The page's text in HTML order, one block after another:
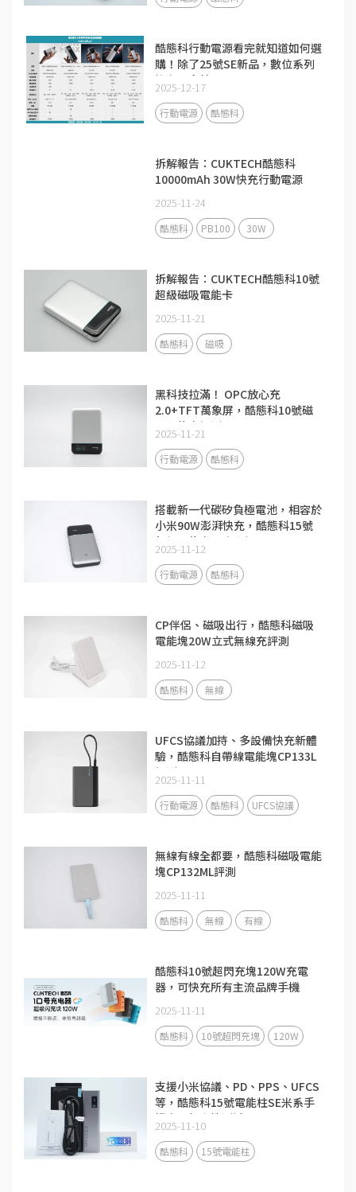
酷態科行動電源看完就知道如何選
購！除了25號SE新品，數位系列
擁有更多精品
2025-12-17
行動電源 酷態科
拆解報告：CUKTECH酷態科
10000mAh 30W快充行動電源
2025-11-24
酷態科 PB100 30W
拆解報告：CUKTECH酷態科10號
超級磁吸電能卡
2025-11-21
酷態科 磁吸
黑科技拉滿！ OPC放心充
2.0+TFT萬象屏，酷態科10號磁
吸電能卡評測
2025-11-21
行動電源 酷態科
搭載新一代碳矽負極電池，相容於
小米90W澎湃快充，酷態科15號
超級電能卡Air評測
2025-11-12
行動電源 酷態科
CP伴侶、磁吸出行，酷態科磁吸
電能塊20W立式無線充評測
2025-11-12
酷態科 無線
UFCS協議加持、多設備快充新體
驗，酷態科自帶線電能塊CP133L
評測
2025-11-11
行動電源 酷態科 UFCS協議
無線有線全都要，酷態科磁吸電能
塊CP132ML評測
2025-11-11
酷態科 無線 有線
酷態科10號超閃充塊120W充電
器，可快充所有主流品牌手機
2025-11-11
酷態科 10號超閃充塊 120W
支援小米協議、PD、PPS、UFCS
等，酷態科15號電能柱SE米系手
機充電相容性測試
2025-11-10
酷態科 15號電能柱